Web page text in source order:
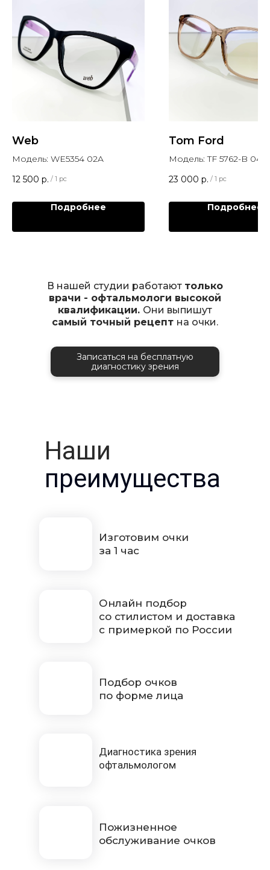
Web
Модель: WE5354 02A
12 500 р. / 1 pc
Подробнее
Tom Ford
Модель: TF 5762-B 045
23 000 р. / 1 pc
Подробнее
В нашей студии работают только
врачи - офтальмологи высокой
квалификации. Они выпишут
самый точный рецепт на очки.
Записаться на бесплатную
диагностику зрения
Наши
преимущества
Изготовим очки
за 1 час
Подбор очков
по форме лица
Пожизненное
обслуживание очков
Онлайн подбор
со стилистом и доставка
с примеркой по России
Диагностика зрения
офтальмологом